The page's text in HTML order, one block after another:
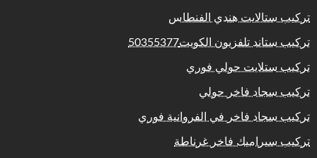
تركيب ستالايت هندي الفنطاس
تركيب ستاند تلفزيون الكويت50355377
تركيب ستلايت حولي فوري
تركيب سجاد فاخر حولي
تركيب سجاد فاخر في الفروانية فوري
تركيب سيراميك فاخر غرناطة